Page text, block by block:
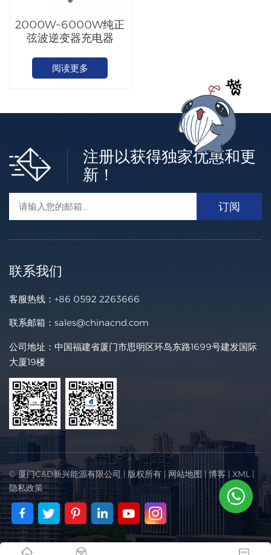
2000W~6000W纯正
弦波逆变器充电器
阅读更多
注册以获得独家优惠和更
新！
联系我们
客服热线： +86 0592 2263666
联系邮箱： sales@chinacnd.com
公司地址：中国福建省厦门市思明区环岛东路1699号建发国际
大厦19楼
© 厦门C&D新兴能源有限公司 | 版权所有 |网站地图 | 博客 | XML |
隐私政策